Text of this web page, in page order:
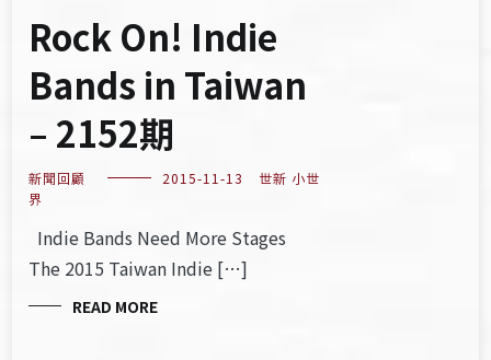
Rock On! Indie
Bands in Taiwan
– 2152期
新聞回顧 2015-11-13
世新 小世
界
Indie Bands Need More Stages
The 2015 Taiwan Indie […]
READ MORE